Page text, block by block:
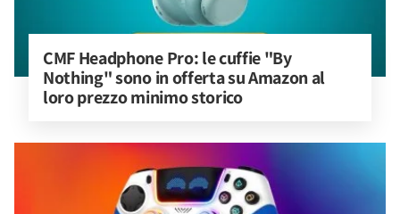
CMF Headphone Pro: le cuffie "By
Nothing" sono in offerta su Amazon al
loro prezzo minimo storico